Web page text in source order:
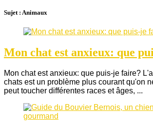
Sujet : Animaux
Mon chat est anxieux: que
Mon chat est anxieux: que puis-je faire?
chats est un problème plus courant qu'on
peut toucher différentes races et âges, ...